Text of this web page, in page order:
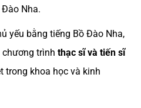
Nha.
yếu bằng tiếng Bồ Đào Nha,
trình thạc sĩ và tiến sĩ
trong khoa học và kinh